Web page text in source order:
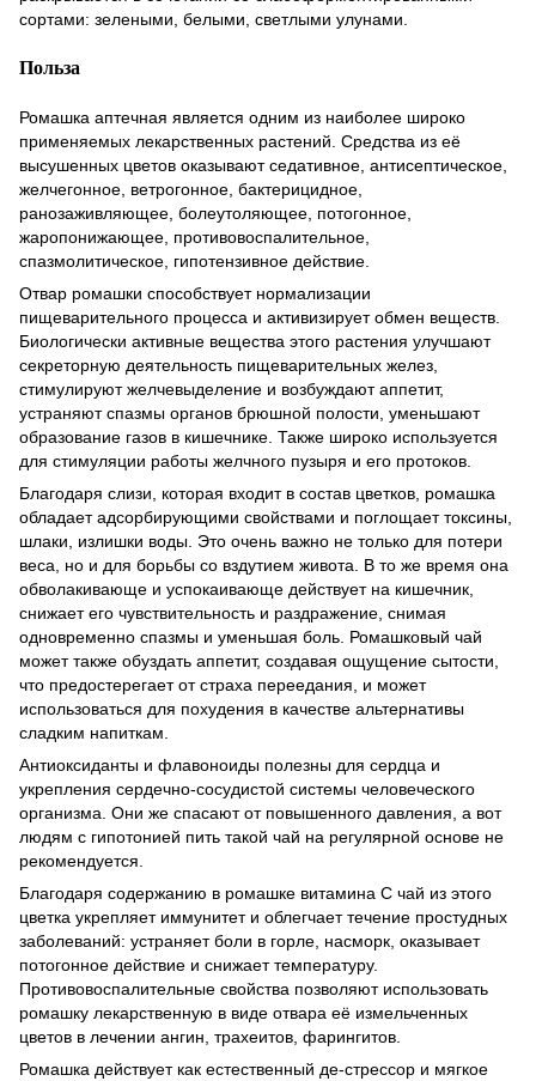
сортами: зелеными, белыми, светлыми улунами.
Польза
Ромашка аптечная является одним из наиболее широко
применяемых лекарственных растений. Средства из её
высушенных цветов оказывают седативное, антисептическое,
желчегонное, ветрогонное, бактерицидное,
ранозаживляющее, болеутоляющее, потогонное,
жаропонижающее, противовоспалительное,
спазмолитическое, гипотензивное действие.
Отвар ромашки способствует нормализации
пищеварительного процесса и активизирует обмен веществ.
Биологически активные вещества этого растения улучшают
секреторную деятельность пищеварительных желез,
стимулируют желчевыделение и возбуждают аппетит,
устраняют спазмы органов брюшной полости, уменьшают
образование газов в кишечнике. Также широко используется
для стимуляции работы желчного пузыря и его протоков.
Благодаря слизи, которая входит в состав цветков, ромашка
обладает адсорбирующими свойствами и поглощает токсины,
шлаки, излишки воды. Это очень важно не только для потери
веса, но и для борьбы со вздутием живота. В то же время она
обволакивающе и успокаивающе действует на кишечник,
снижает его чувствительность и раздражение, снимая
одновременно спазмы и уменьшая боль. Ромашковый чай
может также обуздать аппетит, создавая ощущение сытости,
что предостерегает от страха переедания, и может
использоваться для похудения в качестве альтернативы
сладким напиткам.
Антиоксиданты и флавоноиды полезны для сердца и
укрепления сердечно-сосудистой системы человеческого
организма. Они же спасают от повышенного давления, а вот
людям с гипотонией пить такой чай на регулярной основе не
рекомендуется.
Благодаря содержанию в ромашке витамина C чай из этого
цветка укрепляет иммунитет и облегчает течение простудных
заболеваний: устраняет боли в горле, насморк, оказывает
потогонное действие и снижает температуру.
Противовоспалительные свойства позволяют использовать
ромашку лекарственную в виде отвара её измельченных
цветов в лечении ангин, трахеитов, фарингитов.
Ромашка действует как естественный де-стрессор и мягкое